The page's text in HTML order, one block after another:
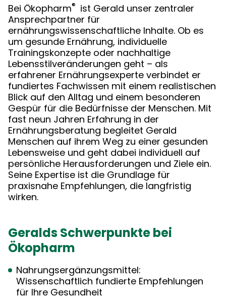
Bei Ökopharm® ist Gerald unser zentraler
Ansprechpartner für
ernährungswissenschaftliche Inhalte. Ob es
um gesunde Ernährung, individuelle
Trainingskonzepte oder nachhaltige
Lebensstilveränderungen geht – als
erfahrener Ernährungsexperte verbindet er
fundiertes Fachwissen mit einem realistischen
Blick auf den Alltag und einem besonderen
Gespür für die Bedürfnisse der Menschen. Mit
fast neun Jahren Erfahrung in der
Ernährungsberatung begleitet Gerald
Menschen auf ihrem Weg zu einer gesunden
Lebensweise und geht dabei individuell auf
persönliche Herausforderungen und Ziele ein.
Seine Expertise ist die Grundlage für
praxisnahe Empfehlungen, die langfristig
wirken.
Geralds Schwerpunkte bei
Ökopharm
Nahrungsergänzungsmittel:
Wissenschaftlich fundierte Empfehlungen
für Ihre Gesundheit